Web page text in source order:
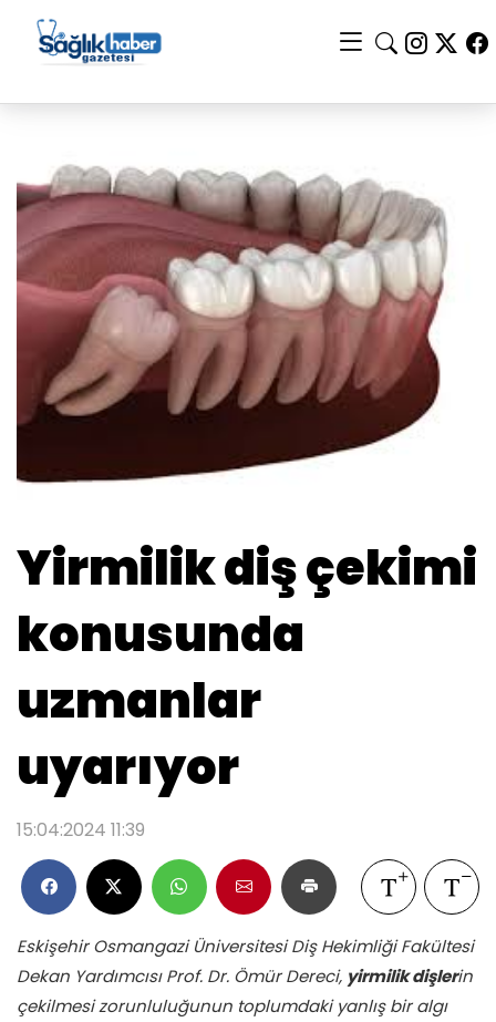
Yirmilik diş çekimi
konusunda
uzmanlar
uyarıyor
15:04:2024 11:39
Eskişehir Osmangazi Üniversitesi Diş Hekimliği Fakültesi
Dekan Yardımcısı Prof. Dr. Ömür Dereci, yirmilik dişlerin
çekilmesi zorunluluğunun toplumdaki yanlış bir algı